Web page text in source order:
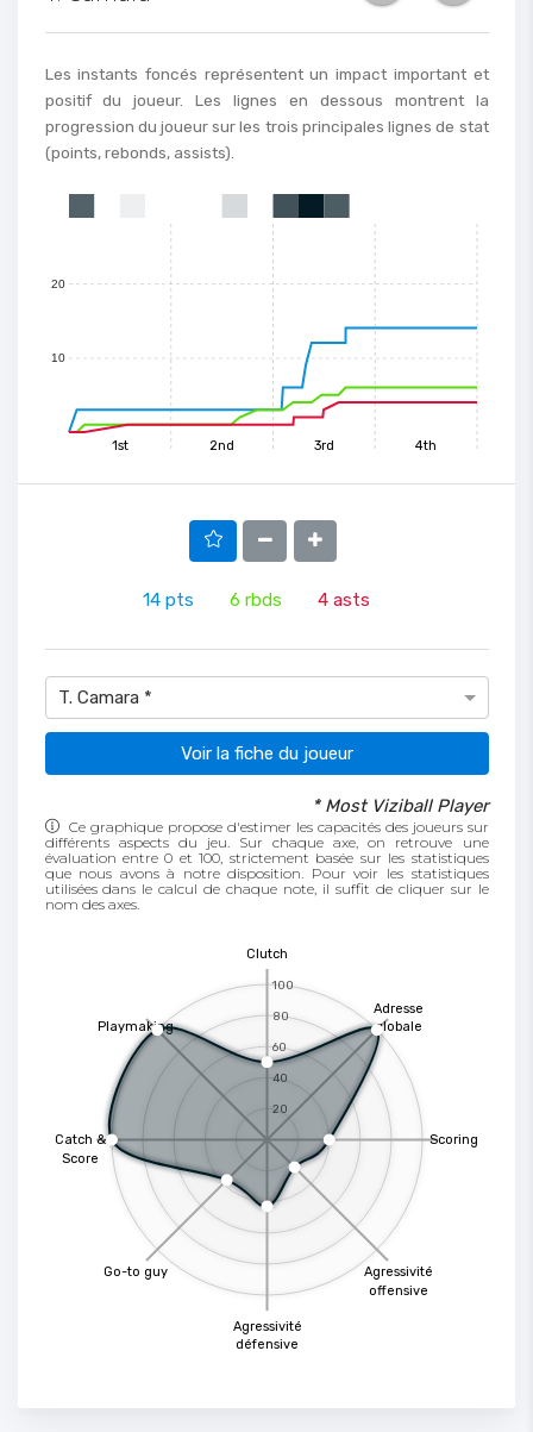
Les instants foncés représentent un impact important et
positif du joueur. Les lignes en dessous montrent la
progression du joueur sur les trois principales lignes de stat
(points, rebonds, assists).
10
20
40
1st 2nd 3rd 4th
14pts 6 rbds 4 asts
T. Camara *
Voir la fiche du joueur
* Most Viziball Player
Ce graphique propose d'estimer les capacités des joueurs sur
différents aspects du jeu. Sur chaque axe, on retrouve une
évaluation entre 0 et 100, strictement basée sur les statistiques
que nous avons à notre disposition. Pour voir les statistiques
utilisées dans le calcul de chaque note, il suffit de cliquer sur le
nom des axes.
100
80
60
40
20
Clutch
Adresse
globale
Scoring
Agressivité
offensive
Agressivité
défensive
Go-to guy
Catch &
Score
Playmaking